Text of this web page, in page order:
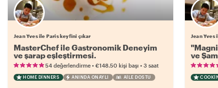
Jean Yves ile Paris keyfini çıkar
MasterChef ile Gastronomik Deneyim
ve şarap eşleştirmesi.
54 değerlendirme • €148.50 kişi başı • 3 saat
HOME DINNERS ANINDA ONAYLI AILE DOSTU
Jean Yves
ve